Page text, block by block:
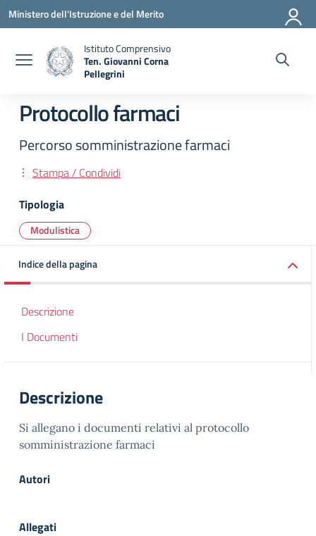
Vai ai contenuti
Vai al menu di navigazione
Vai al footer
Ministero dell'Istruzione e del Merito
Istituto Comprensivo
Ten. Giovanni Corna
Pellegrini
Protocollo farmaci
Percorso somministrazione farmaci
Stampa / Condividi
Tipologia
Modulistica
Indice della pagina
Descrizione
I Documenti
Descrizione
Si allegano i documenti relativi al protocollo
somministrazione farmaci
Autori
Allegati